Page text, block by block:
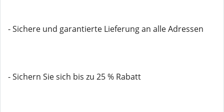
- Sichere und garantierte Lieferung an alle Adressen
- Sichern Sie sich bis zu 25 % Rabatt